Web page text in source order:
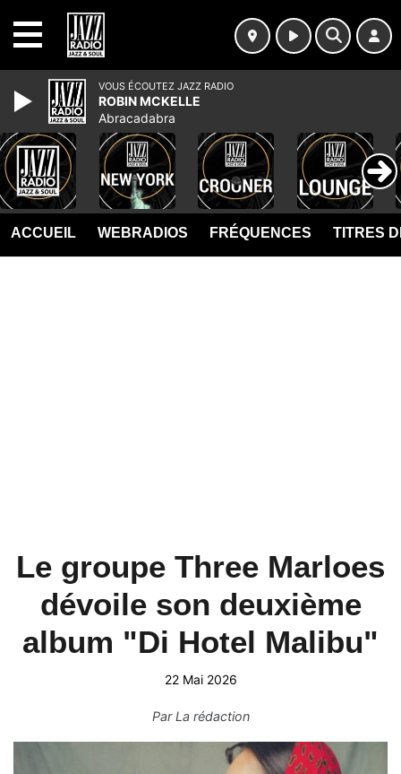
ACCUEIL WEBRADIOS FRÉQUENCES TITRES
Le groupe Three Marloes
dévoile son deuxième
album "Di Hotel Malibu"
22 Mai 2026
ParLa rédaction
VOUS ÉCOUTEZ JAZZ RADIO
ROBIN MCKELLE
Abracadabra